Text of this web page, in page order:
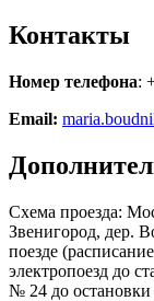
Контакты
Номер телефона:
Email:
Схема проезда:
Звенигород, дер.
поезде
электропоезд до
№ 24 до